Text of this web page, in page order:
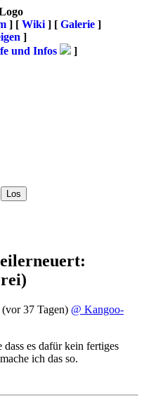
] [ Wiki] [ Galerie]
]
und Infos ]
(vor 37 Tagen) @ Kangoo-
es dafür kein fertiges
ich das so.